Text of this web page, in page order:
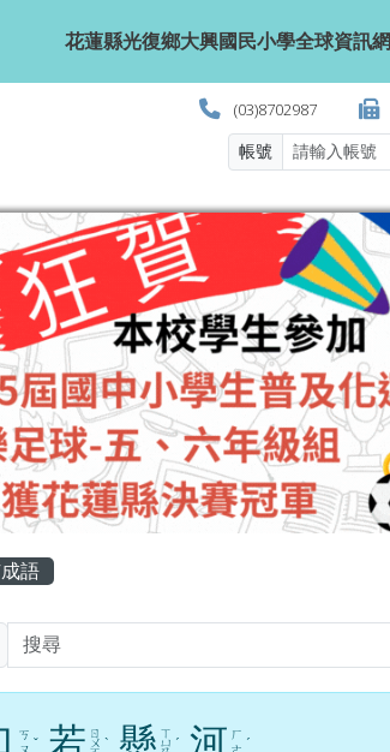
球資訊網
花蓮縣光復鄉大興國民小學全球資訊網
(03)8702987
帳號
區域
語
ㄎ
ˇ 若 ㄖ
ㄨ ˋ 懸 ㄒ
ㄩ ˊ 河 ㄏ
ˊ